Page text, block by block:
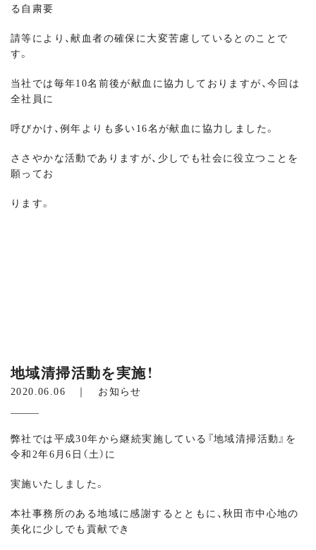
る自粛要
請等により、献血者の確保に大変苦慮しているとのことで
す。
当社では毎年10名前後が献血に協力しておりますが、今回は
全社員に
呼びかけ、例年よりも多い16名が献血に協力しました。
ささやかな活動でありますが、少しでも社会に役立つことを
願ってお
ります。
地域清掃活動を実施！
2020.06.06 ｜ お知らせ
弊社では平成30年から継続実施している『地域清掃活動』を
令和2年6月6日（土）に
実施いたしました。
本社事務所のある地域に感謝するとともに、秋田市中心地の
美化に少しでも貢献でき